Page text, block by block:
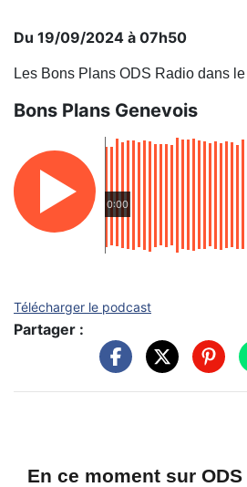
Du 19/09/2024 à 07h50
Les Bons Plans ODS Radio dans
Bons Plans Genevois
0:00
Télécharger le podcast
Partager :
En ce moment sur ODS